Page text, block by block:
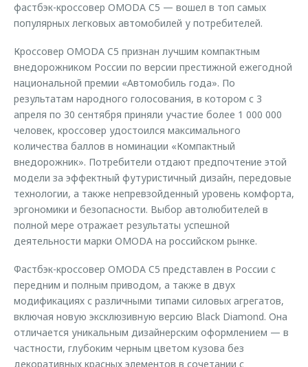
Калькулятор трейд-ин
Запчасти
фастбэк-кроссовер OMODA C5 — вошел в топ самых
популярных легковых автомобилей у потребителей.
Кроссовер OMODA C5 признан лучшим компактным
внедорожником России по версии престижной ежегодной
национальной премии «Автомобиль года». По
результатам народного голосования, в котором с 3
апреля по 30 сентября приняли участие более 1 000 000
человек, кроссовер удостоился максимального
количества баллов в номинации «Компактный
внедорожник». Потребители отдают предпочтение этой
модели за эффектный футуристичный дизайн, передовые
технологии, а также непревзойденный уровень комфорта,
эргономики и безопасности. Выбор автолюбителей в
полной мере отражает результаты успешной
деятельности марки OMODA на российском рынке.
Фастбэк-кроссовер OMODA C5 представлен в России с
передним и полным приводом, а также в двух
модификациях с различными типами силовых агрегатов,
включая новую эксклюзивную версию Black Diamond. Она
отличается уникальным дизайнерским оформлением — в
частности, глубоким черным цветом кузова без
декоративных красных элементов в сочетании с